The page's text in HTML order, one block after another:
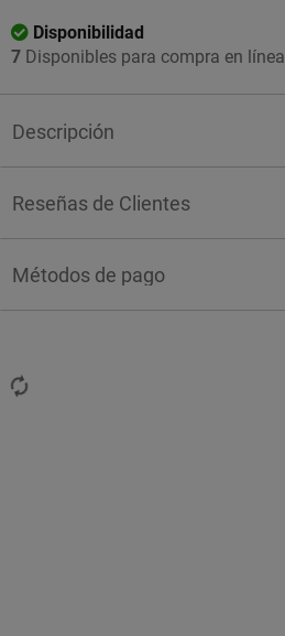
Disponibilidad
7 Disponibles para compra en línea
Descripción
Reseñas de Clientes
Métodos de pago